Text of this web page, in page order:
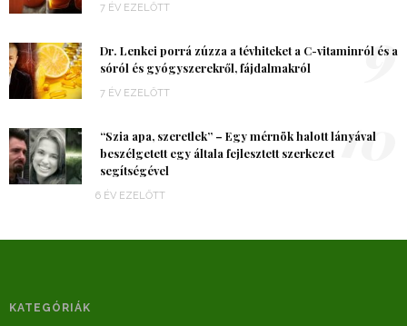
7 ÉV EZELŐTT
Dr. Lenkei porrá zúzza a tévhiteket a C-vitaminról és a
sóról és gyógyszerekről, fájdalmakról
7 ÉV EZELŐTT
9
“Szia apa, szeretlek” – Egy mérnök halott lányával
beszélgetett egy általa fejlesztett szerkezet
segítségével
6 ÉV EZELŐTT
10
KATEGÓRIÁK